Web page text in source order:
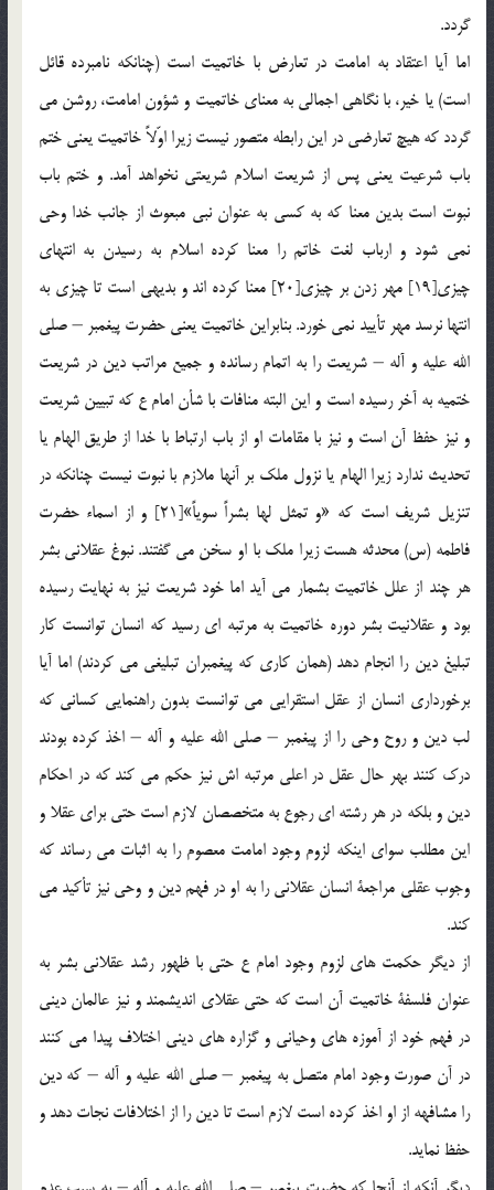
گردد.
اما آيا اعتقاد به امامت در تعارض با خاتميت است (چنانكه نامبرده قائل
است) يا خير، با نگاهي اجمالي به معناي خاتميت و شؤون امامت، روشن مي
گردد كه هيچ تعارضي در اين رابطه متصور نيست زيرا اوّلاً خاتميت يعني ختم
باب شرعيت يعني پس از شريعت اسلام شريعتي نخواهد آمد. و ختم باب
نبوت است بدين معنا كه به كسي به عنوان نبي مبعوث از جانب خدا وحي
نمي شود و ارباب لغت خاتم را معنا كرده اسلام به رسيدن به انتهاي
چيزي[19] مهر زدن بر چيزي[20] معنا كرده اند و بديهي است تا چيزي به
انتها نرسد مهر تأييد نمي خورد. بنابراين خاتميت يعني حضرت پيغمبر – صلي
الله عليه و آله – شريعت را به اتمام رسانده و جميع مراتب دين در شريعت
ختميه به آخر رسيده است و اين البته منافات با شأن امام ع كه تبيين شريعت
و نيز حفظ آن است و نيز با مقامات او از باب ارتباط با خدا از طريق الهام يا
تحديث ندارد زيرا الهام يا نزول ملك بر آنها ملازم با نبوت نيست چنانكه در
تنزيل شريف است كه «و تمثل لها بشراً سوياً»[21] و از اسماء حضرت
فاطمه (س) محدثه هست زيرا ملك با او سخن مي گفتند. نبوغ عقلاني بشر
هر چند از علل خاتميت بشمار مي آيد اما خود شريعت نيز به نهايت رسيده
بود و عقلانيت بشر دوره خاتميت به مرتبه اي رسيد كه انسان توانست كار
تبليغ دين را انجام دهد (همان كاري كه پيغمبران تبليغي مي كردند) اما آيا
برخورداري انسان از عقل استقرايي مي توانست بدون راهنمايي كساني كه
لب دين و روح وحي را از پيغمبر – صلي الله عليه و آله – اخذ كرده بودند
درك كنند بهر حال عقل در اعلي مرتبه اش نيز حكم مي كند كه در احكام
دين و بلكه در هر رشته اي رجوع به متخصصان لازم است حتي براي عقلا و
اين مطلب سواي اينكه لزوم وجود امامت معصوم را به اثبات مي رساند كه
وجوب عقلي مراجعة انسان عقلاني را به او در فهم دين و وحي نيز تأكيد مي
كند.
از ديگر حكمت هاي لزوم وجود امام ع حتي با ظهور رشد عقلاني بشر به
عنوان فلسفة خاتميت آن است كه حتي عقلاي انديشمند و نيز عالمان ديني
در فهم خود از آموزه هاي وحياني و گزاره هاي ديني اختلاف پيدا مي كنند
در آن صورت وجود امام متصل به پيغمبر – صلي الله عليه و آله – كه دين
را مشافهه از او اخذ كرده است لازم است تا دين را از اختلافات نجات دهد و
حفظ نمايد.